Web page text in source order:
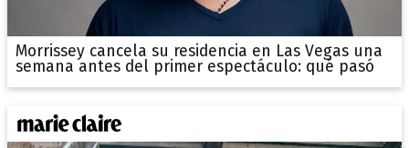
Morrissey cancela su residencia en Las Vegas una
semana antes del primer espectáculo: qué pasó